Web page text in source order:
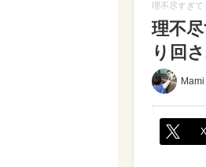
理不尽すぎて
理不
り回
Mami